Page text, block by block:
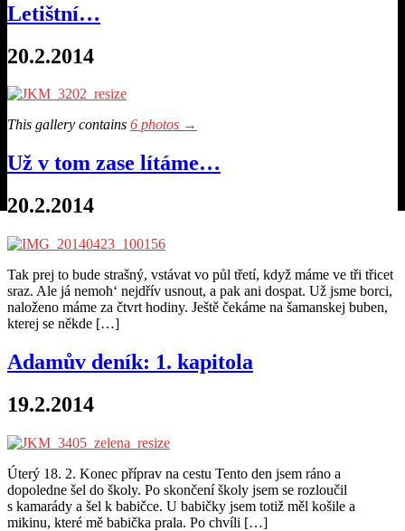
Letištní…
20.2.2014
This gallery contains 6 photos →
Už v tom zase lítáme…
20.2.2014
Tak prej to bude strašný, vstávat vo půl třetí, když máme ve tři třicet
sraz. Ale já nemoh‘ nejdřív usnout, a pak ani dospat. Už jsme borci,
naloženo máme za čtvrt hodiny. Ještě čekáme na šamanskej buben,
kterej se někde […]
Adamův deník: 1. kapitola
19.2.2014
Úterý 18. 2. Konec příprav na cestu Tento den jsem ráno a
dopoledne šel do školy. Po skončení školy jsem se rozloučil
s kamarády a šel k babičce. U babičky jsem totiž měl košile a
mikinu, které mě babička prala. Po chvíli […]